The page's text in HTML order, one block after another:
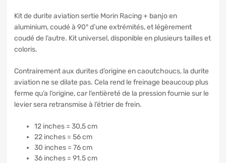
Kit de durite aviation sertie Morin Racing + banjo en
aluminium, coudé à 90° d’une extrémités, et légèrement
coudé de l’autre. Kit universel, disponible en plusieurs tailles et
coloris.
Contrairement aux durites d’origine en caoutchoucs, la durite
aviation ne se dilate pas. Cela rend le freinage beaucoup plus
ferme qu’a l’origine, car l’entièreté de la pression fournie sur le
levier sera retransmise à l’étrier de frein.
12 inches = 30,5 cm
22 inches = 56 cm
30 inches = 76 cm
36 inches = 91.5 cm